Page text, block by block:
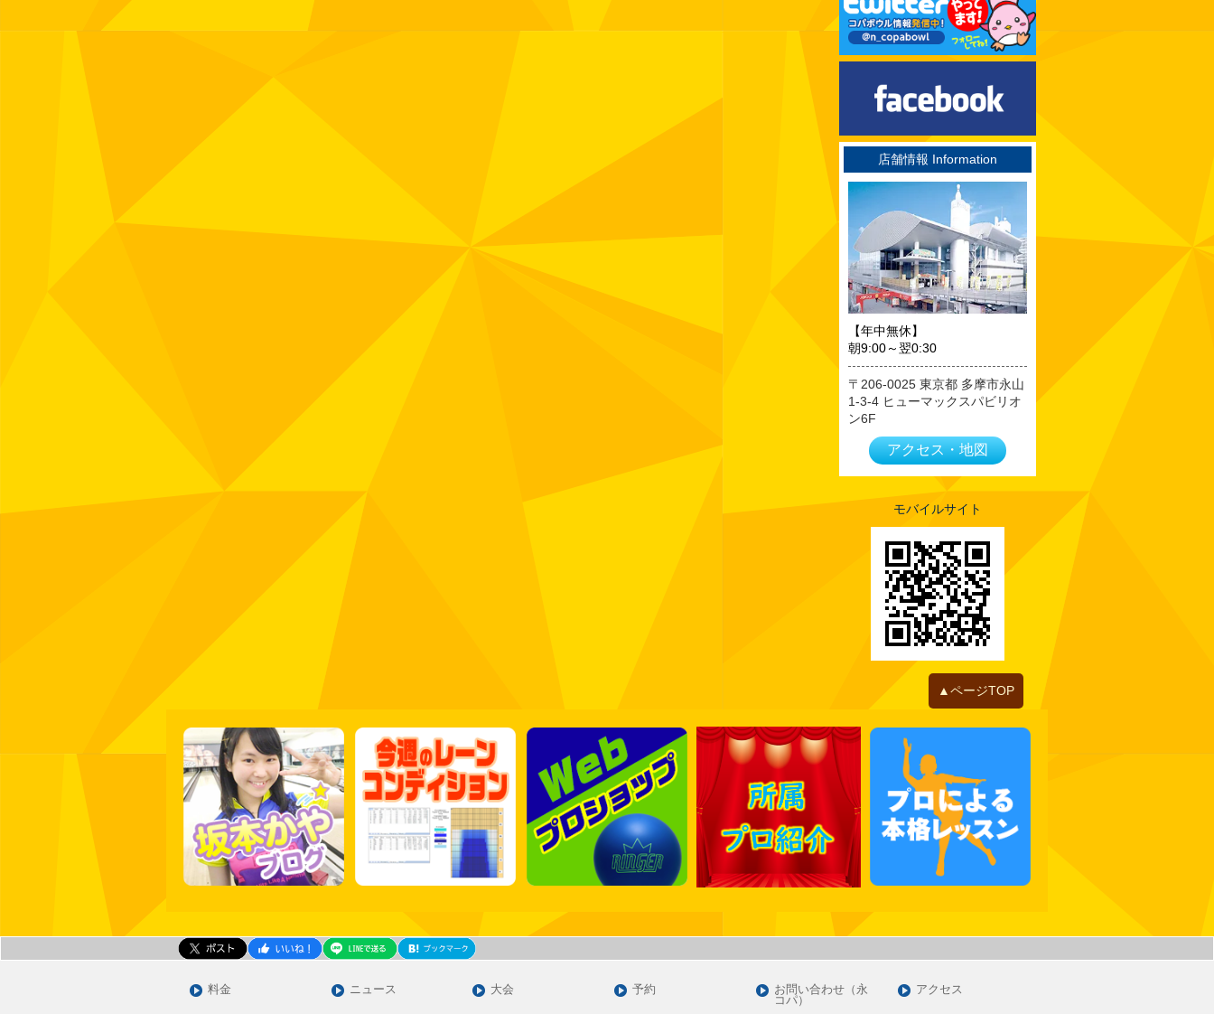
2024年05月
2024年04月
2024年03月
2024年02月
2024年01月
2023年12月
2023年11月
2023年10月
2023年09月
2023年08月
2023年07月
2023年06月
2023年05月
2023年04月
2023年02月
2023年01月
2022年12月
2022年11月
2022年10月
2022年08月
2022年07月
2022年06月
2022年05月
2022年04月
2022年01月
2021年11月
2021年10月
2021年09月
2021年07月
2021年06月
2021年05月
2021年01月
店舗情報 Information
【年中無休】
朝9:00～翌0:30
206-0025 東京都 多摩市永山
1-3-4 ヒューマックスパビリオ
ン6F
アクセス・地図
モバイルサイト
▲ページTOP
料金 ニュース 大会 予約
お問い合わせ（永
コパ）
アクセス